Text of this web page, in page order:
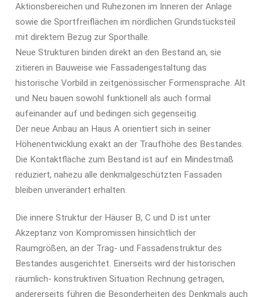
Aktionsbereichen und Ruhezonen im Inneren der Anlage
sowie die Sportfreiflächen im nördlichen Grundstücksteil
mit direktem Bezug zur Sporthalle.
Neue Strukturen binden direkt an den Bestand an, sie
zitieren in Bauweise wie Fassadengestaltung das
historische Vorbild in zeitgenössischer Formensprache. Alt
und Neu bauen sowohl funktionell als auch formal
aufeinander auf und bedingen sich gegenseitig.
Der neue Anbau an Haus A orientiert sich in seiner
Höhenentwicklung exakt an der Traufhöhe des Bestandes.
Die Kontaktfläche zum Bestand ist auf ein Mindestmaß
reduziert, nahezu alle denkmalgeschützten Fassaden
bleiben unverändert erhalten.
Die innere Struktur der Häuser B, C und D ist unter
Akzeptanz von Kompromissen hinsichtlich der
Raumgrößen, an der Trag- und Fassadenstruktur des
Bestandes ausgerichtet. Einerseits wird der historischen
räumlich- konstruktiven Situation Rechnung getragen,
andererseits führen die Besonderheiten des Denkmals auch